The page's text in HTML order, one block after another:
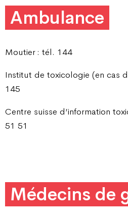
Ambulance
Moutier : tél. 144
Institut de toxicologie (en cas
145
Centre suisse d’information
51 51
Médecins de